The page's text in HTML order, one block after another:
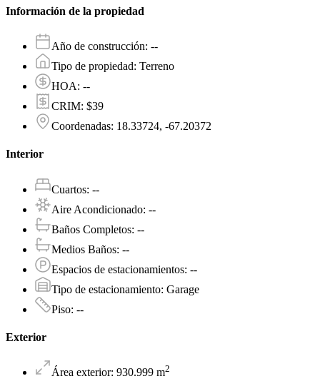
Información de la propiedad
Año de construcción: --
Tipo de propiedad: Terreno
HOA: --
CRIM: $39
Coordenadas: 18.33724, -67.20372
Interior
Cuartos: --
Aire Acondicionado: --
Baños Completos: --
Medios Baños: --
Espacios de estacionamientos: --
Tipo de estacionamiento: Garage
Piso: --
Exterior
Área exterior: 930.999 m2